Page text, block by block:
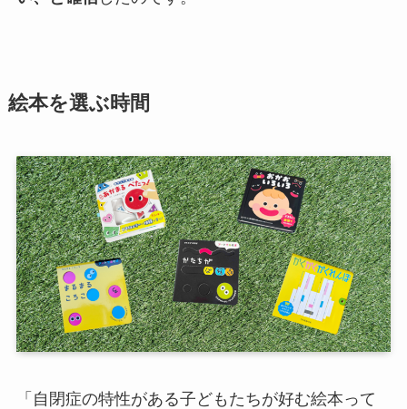
絵本を選ぶ時間
「自閉症の特性がある子どもたちが好む絵本って